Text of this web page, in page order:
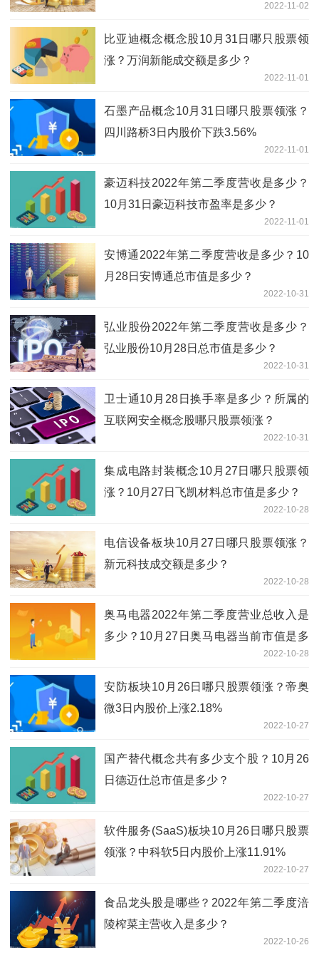
2022-11-02
比亚迪概念概念股10月31日哪只股票领
涨？万润新能成交额是多少？
2022-11-01
石墨产品概念10月31日哪只股票领涨？
四川路桥3日内股价下跌3.56%
2022-11-01
豪迈科技2022年第二季度营收是多少？
10月31日豪迈科技市盈率是多少？
2022-11-01
安博通2022年第二季度营收是多少？10
月28日安博通总市值是多少？
2022-10-31
弘业股份2022年第二季度营收是多少？
弘业股份10月28日总市值是多少？
2022-10-31
卫士通10月28日换手率是多少？所属的
互联网安全概念股哪只股票领涨？
2022-10-31
集成电路封装概念10月27日哪只股票领
涨？10月27日飞凯材料总市值是多少？
2022-10-28
电信设备板块10月27日哪只股票领涨？
新元科技成交额是多少？
2022-10-28
奥马电器2022年第二季度营业总收入是
多少？10月27日奥马电器当前市值是多
2022-10-28
安防板块10月26日哪只股票领涨？帝奥
微3日内股价上涨2.18%
2022-10-27
国产替代概念共有多少支个股？10月26
日德迈仕总市值是多少？
2022-10-27
软件服务(SaaS)板块10月26日哪只股票
领涨？中科软5日内股价上涨11.91%
2022-10-27
食品龙头股是哪些？2022年第二季度涪
陵榨菜主营收入是多少？
2022-10-26